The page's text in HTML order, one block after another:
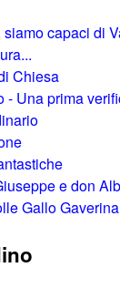
capaci di
Chiesa
- Una prima
e don
Gallo Gaverina